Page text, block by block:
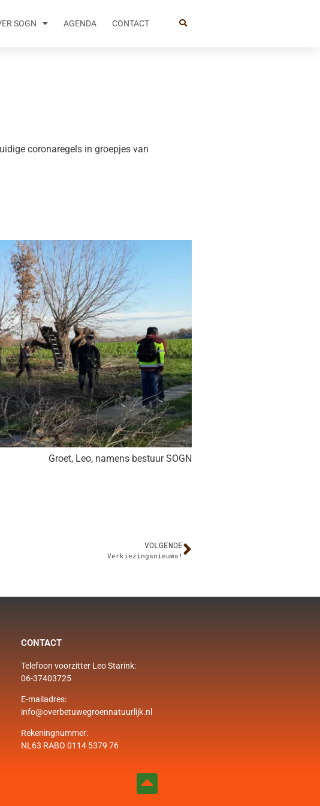
SOGN AGENDA CONTACT
coronaregels in groepjes van
Groet, Leo, namens bestuur SOGN
VOLGENDE
Verkiezingsnieuws!
CONTACT
Telefoon voorzitter Leo Starink:
06-37403725
E-mailadres:
info@overbetuwegroennatuurlijk.nl
Rekeningnummer:
NL63 RABO 0114 5379 76